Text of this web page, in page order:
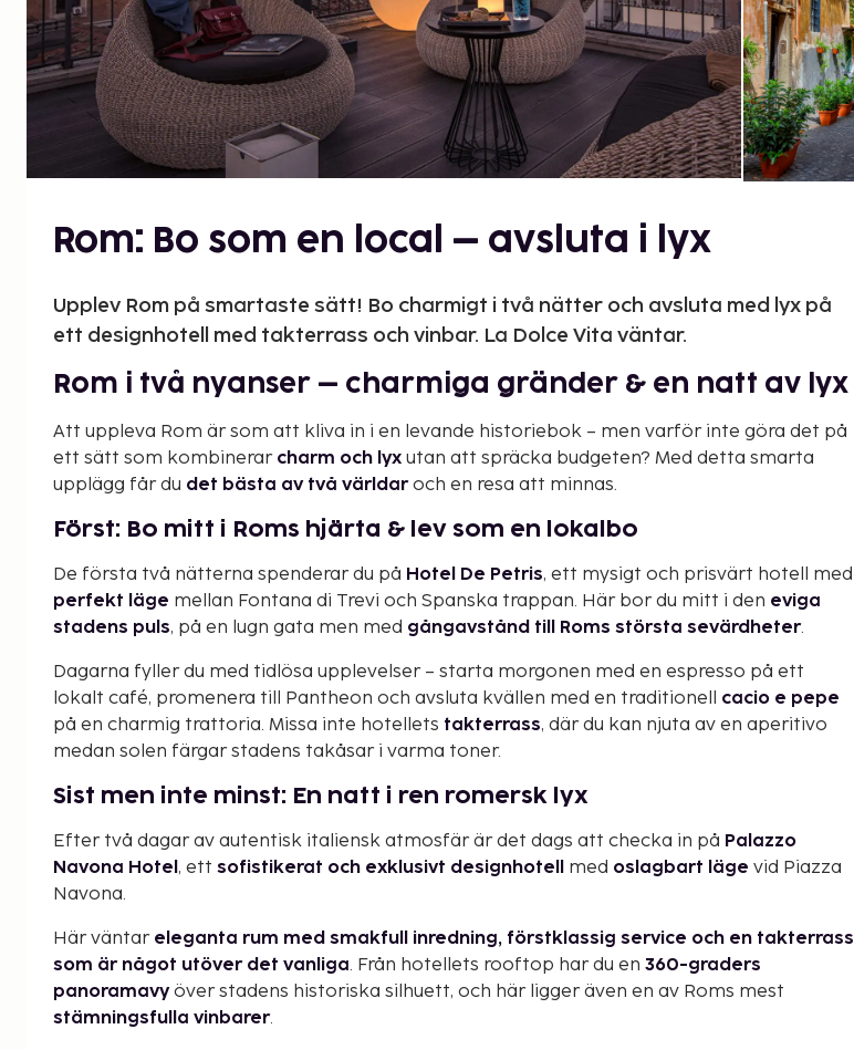
Rom: Bo som en local – avsluta i lyx
Upplev Rom på smartaste sätt! Bo charmigt i två nätter och avsluta med lyx på
ett designhotell med takterrass och vinbar. La Dolce Vita väntar.
Rom i två nyanser – charmiga gränder & en natt av lyx
Att uppleva Rom är som att kliva in i en levande historiebok – men varför inte göra det på
ett sätt som kombinerar charm och lyx utan att spräcka budgeten? Med detta smarta
upplägg får du det bästa av två världaroch en resa att minnas.
Först: Bo mitt i Roms hjärta & lev som en lokalbo
De första två nätterna spenderar du på Hotel De Petris, ett mysigt och prisvärt hotell med
perfekt läge mellan Fontana di Trevi och Spanska trappan. Här bor du mitt i den eviga
stadens puls, på en lugn gata men med gångavstånd till Roms största sevärdheter.
Dagarna fyller du med tidlösa upplevelser – starta morgonen med en espresso på ett
lokalt café, promenera till Pantheon och avsluta kvällen med en traditionell cacio e pepe
på en charmig trattoria. Missa inte hotellets takterrass, där du kan njuta av en aperitivo
medan solen färgar stadens takåsar i varma toner.
Sist men inte minst: En natt i ren romersk lyx
Efter två dagar av autentisk italiensk atmosfär är det dags att checka in på Palazzo
Navona Hotel , ett sofistikerat och exklusivt designhotell med oslagbart läge vid Piazza
Navona.
Här väntar eleganta rum med smakfull inredning, förstklassig service och en takterrass
som är något utöver det vanliga. Från hotellets rooftop har du en 360-graders
panoramavyöver stadens historiska silhuett, och här ligger även en av Roms mest
stämningsfulla vinbarer.